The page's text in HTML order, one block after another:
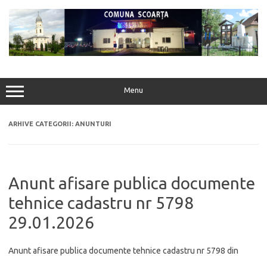
conținut
Menu
ARHIVE CATEGORII: ANUNTURI
Anunt afisare publica documente
tehnice cadastru nr 5798
29.01.2026
Anunt afisare publica documente tehnice cadastru nr 5798 din